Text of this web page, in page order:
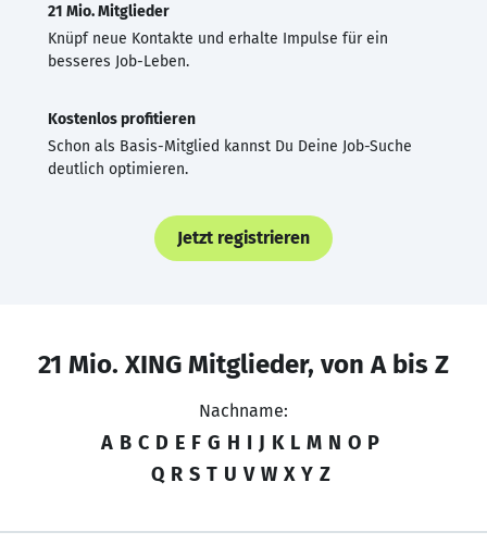
21 Mio. Mitglieder
Knüpf neue Kontakte und erhalte Impulse für ein
besseres Job-Leben.
Kostenlos profitieren
Schon als Basis-Mitglied kannst Du Deine Job-Suche
deutlich optimieren.
Jetzt registrieren
21 Mio. XING Mitglieder, von A bis Z
Nachname:
A B C D E F G H I J K L M N O P
Q R S T U V W X Y Z